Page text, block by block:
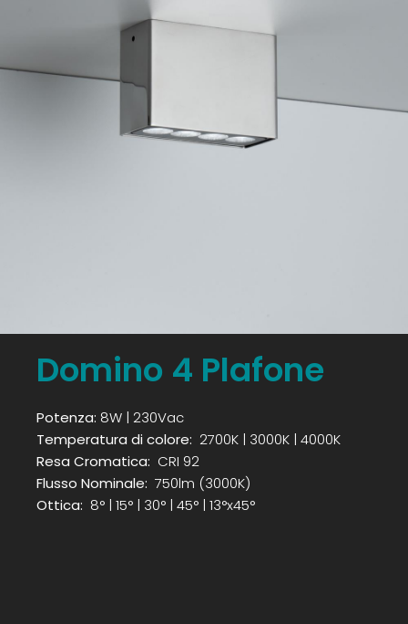
Domino 4 Plafone
Potenza: 8W | 230Vac
Temperatura di colore: 2700K | 3000K | 4000K
Resa Cromatica: CRI 92
Flusso Nominale: 750lm (3000K)
Ottica: 8° | 15° | 30° | 45° | 13°x45°